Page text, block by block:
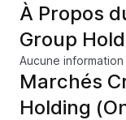
À Propos
Group
Aucune
Marchés
Holding